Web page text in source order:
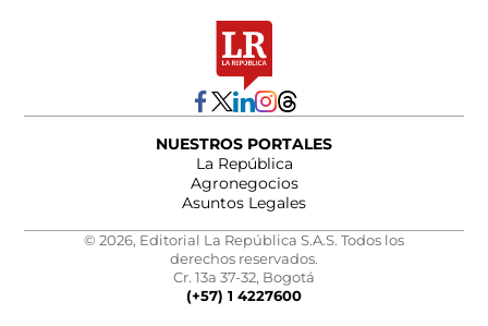
NUESTROS PORTALES
La República
Agronegocios
Asuntos Legales
© 2026, Editorial La República S.A.S. Todos los
derechos reservados.
Cr. 13a 37-32, Bogotá
(+57) 1 4227600